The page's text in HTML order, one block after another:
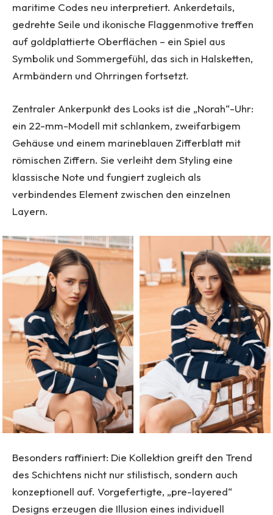
maritime Codes neu interpretiert. Ankerdetails,
gedrehte Seile und ikonische Flaggenmotive treffen
auf goldplattierte Oberflächen – ein Spiel aus
Symbolik und Sommergefühl, das sich in Halsketten,
Armbändern und Ohrringen fortsetzt.
Zentraler Ankerpunkt des Looks ist die „Norah“-Uhr:
ein 22-mm-Modell mit schlankem, zweifarbigem
Gehäuse und einem marineblauen Zifferblatt mit
römischen Ziffern. Sie verleiht dem Styling eine
klassische Note und fungiert zugleich als
verbindendes Element zwischen den einzelnen
Layern.
Besonders raffiniert: Die Kollektion greift den Trend
des Schichtens nicht nur stilistisch, sondern auch
konzeptionell auf. Vorgefertigte, „pre-layered“
Designs erzeugen die Illusion eines individuell